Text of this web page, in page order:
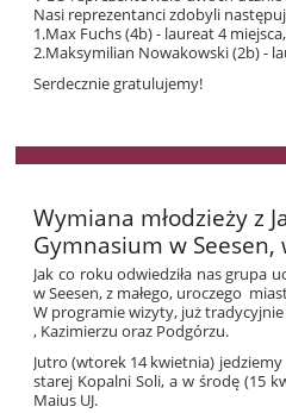
Nasi reprezentanci zdobyli
1.Max Fuchs (4b) - laureat 4 miejsca,
2.Maksymilian Nowakowski (2b) -
Serdecznie gratulujemy!
Wymiana młodzieży z
Gymnasium w Seesen,
Jak co roku odwiedziła nas grupa
w Seesen, z małego, uroczego
W programie wizyty, już tradycyjnie
, Kazimierzu oraz Podgórzu.
Jutro (wtorek 14 kwietnia)
starej Kopalni Soli, a w środę (15
Maius UJ.